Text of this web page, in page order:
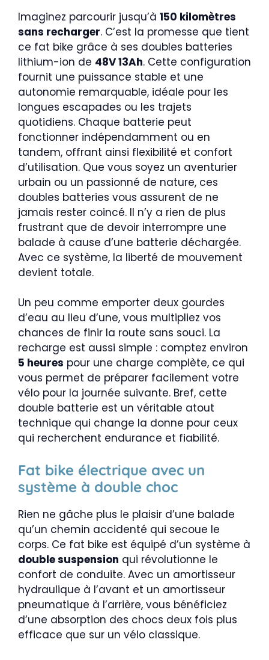
Imaginez parcourir jusqu’à 150 kilomètres
sans recharger. C’est la promesse que tient
ce fat bike grâce à ses doubles batteries
lithium-ion de 48V 13Ah. Cette configuration
fournit une puissance stable et une
autonomie remarquable, idéale pour les
longues escapades ou les trajets
quotidiens. Chaque batterie peut
fonctionner indépendamment ou en
tandem, offrant ainsi flexibilité et confort
d’utilisation. Que vous soyez un aventurier
urbain ou un passionné de nature, ces
doubles batteries vous assurent de ne
jamais rester coincé. Il n’y a rien de plus
frustrant que de devoir interrompre une
balade à cause d’une batterie déchargée.
Avec ce système, la liberté de mouvement
devient totale.
Un peu comme emporter deux gourdes
d’eau au lieu d’une, vous multipliez vos
chances de finir la route sans souci. La
recharge est aussi simple : comptez environ
5 heures pour une charge complète, ce qui
vous permet de préparer facilement votre
vélo pour la journée suivante. Bref, cette
double batterie est un véritable atout
technique qui change la donne pour ceux
qui recherchent endurance et fiabilité.
Fat bike électrique avec un
système à double choc
Rien ne gâche plus le plaisir d’une balade
qu’un chemin accidenté qui secoue le
corps. Ce fat bike est équipé d’un système à
double suspension qui révolutionne le
confort de conduite. Avec un amortisseur
hydraulique à l’avant et un amortisseur
pneumatique à l’arrière, vous bénéficiez
d’une absorption des chocs deux fois plus
efficace que sur un vélo classique.